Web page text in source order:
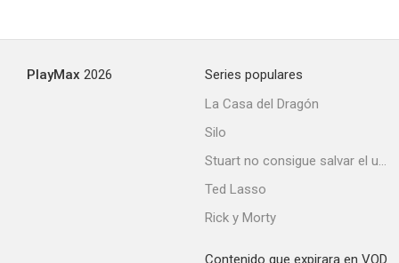
PlayMax 2026
Series populares
La Casa del Dragón
Silo
Stuart no consigue salvar el universo
Ted Lasso
Rick y Morty
Contenido que expirara en VOD